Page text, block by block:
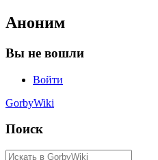
Аноним
Вы не вошли
Войти
GorbyWiki
Поиск